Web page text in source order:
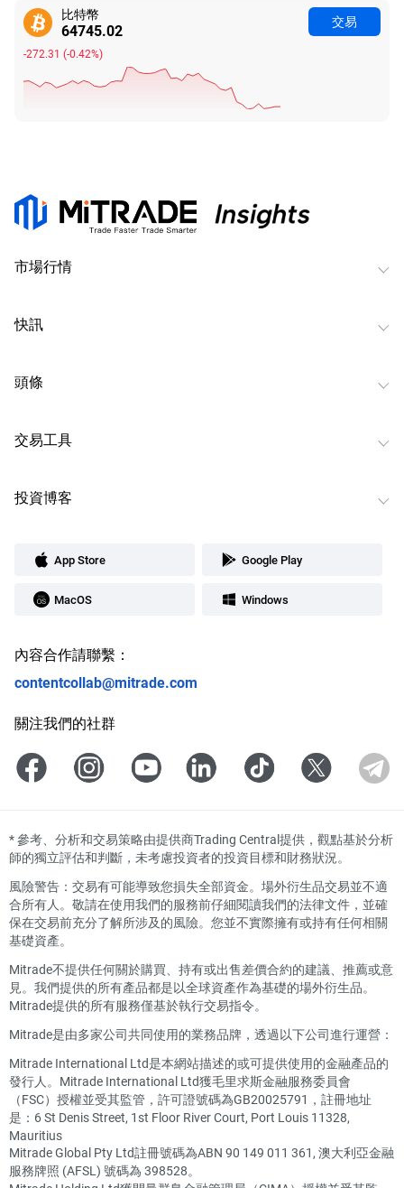
比特幣
64745.02
-272.31 (-0.42%)
交易
市場行情
快訊
頭條
交易工具
投資博客
App Store Google Play
MacOS Windows
內容合作請聯繫：
contentcollab@mitrade.com
關注我們的社群
*參考、分析和交易策略由提供商Trading Central提供，觀點基於分析
師的獨立評估和判斷，未考慮投資者的投資目標和財務狀況。
風險警告：交易有可能導致您損失全部資金。場外衍生品交易並不適
合所有人。敬請在使用我們的服務前仔細閱讀我們的法律文件，並確
保在交易前充分了解所涉及的風險。您並不實際擁有或持有任何相關
基礎資產。
Mitrade不提供任何關於購買、持有或出售差價合約的建議、推薦或意
見。我們提供的所有產品都是以全球資產作為基礎的場外衍生品。
Mitrade提供的所有服務僅基於執行交易指令。
Mitrade是由多家公司共同使用的業務品牌，透過以下公司進行運營：
Mitrade International Ltd是本網站描述的或可提供使用的金融產品的
發行人。Mitrade International Ltd獲毛里求斯金融服務委員會
（FSC）授權並受其監管，許可證號碼為GB20025791，註冊地址
是：6 St Denis Street, 1st Floor River Court, Port Louis 11328,
Mauritius
Mitrade Global Pty Ltd註冊號碼為ABN 90 149 011 361, 澳大利亞金融
服務牌照 (AFSL) 號碼為 398528。